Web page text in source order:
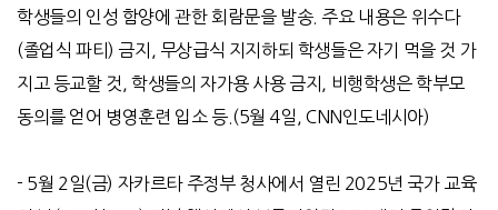
학생들의 인성 함양에 관한 회람문을 발송. 주요 내용은 위수다
(졸업식 파티 ) 금지
무상급식 지지하되 학생들은 자기 먹을 것 가
지고 등교할 것
,학생들의 자가용 사용 금지
비행학생은 학부모
동의를 얻어 병영훈련 입소 등. (5월 4일 , CNN인도네시아)
- 5월 2일(금) 자카르타 주정부 청사에서 열린 2025년 국가 교육